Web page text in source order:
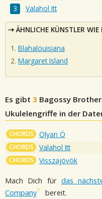
Valahol Itt
ÄHNLICHE KÜNSTLER
Blahalouisiana
Margaret Island
Es gibt 3 Bagossy
Ukulelengriffe in der
CHORDS Olyan Ö
CHORDS Valahol Itt
CHORDS Visszajövök
Mach Dich für das
Company
bereit.